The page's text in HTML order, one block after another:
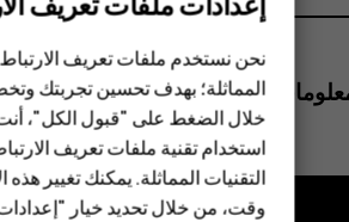
مفيدة؟
نحن نستخدم ملفات تعريف
المماثلة؛ بهدف تحسين تجربتك
خلال الضغط على "قبول الكل"،
استخدام تقنية ملفات تعريف
التقنيات المماثلة. يمكنك تغيير
وقت، من خلال تحديد خيار